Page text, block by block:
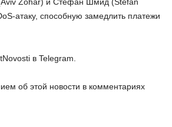
Zohar) и Стефан Шмид (Stefan
атаку, способную замедлить платежи
в Telegram.
об этой новости в комментариях